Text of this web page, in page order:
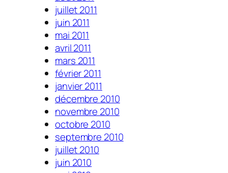
juillet 2011
juin 2011
mai 2011
avril 2011
mars 2011
février 2011
janvier 2011
décembre 2010
novembre 2010
octobre 2010
septembre 2010
juillet 2010
juin 2010